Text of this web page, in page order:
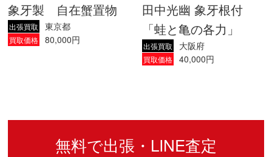
象牙製 自在蟹置物
出張買取 東京都
買取価格 80,000円
田中光幽 象牙根付
「蛙と亀の各力」
出張買取 大阪府
買取価格 40,000円
無料で出張・LINE査定